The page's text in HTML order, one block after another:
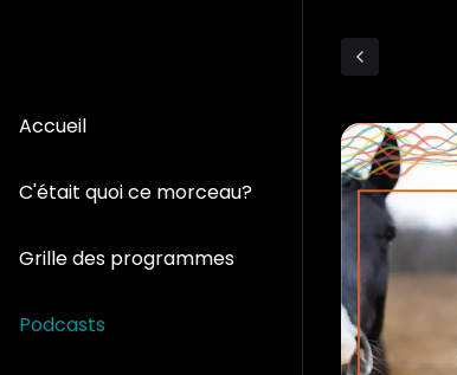
Accueil
C'était quoi ce morceau?
Grille des programmes
Podcasts